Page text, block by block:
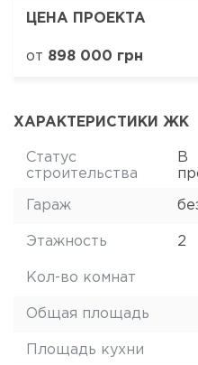
ЦЕНА ПРОЕКТА
от 898 000 грн
ХАРАКТЕРИСТИКИ ЖК
Статус
строительства
В
Гараж
Этажность 2
Кол-во комнат
Общая площадь
Площадь кухни